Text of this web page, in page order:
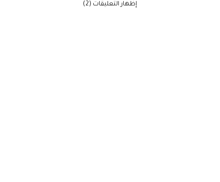
‫إظهار التعليقات (2)